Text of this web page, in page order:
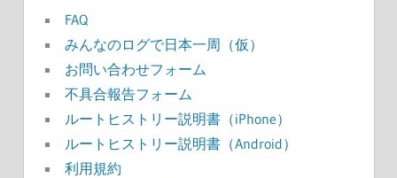
FAQ
みんなのログで日本一周（仮）
お問い合わせフォーム
不具合報告フォーム
ルートヒストリー説明書（iPhone）
ルートヒストリー説明書（Android）
利用規約